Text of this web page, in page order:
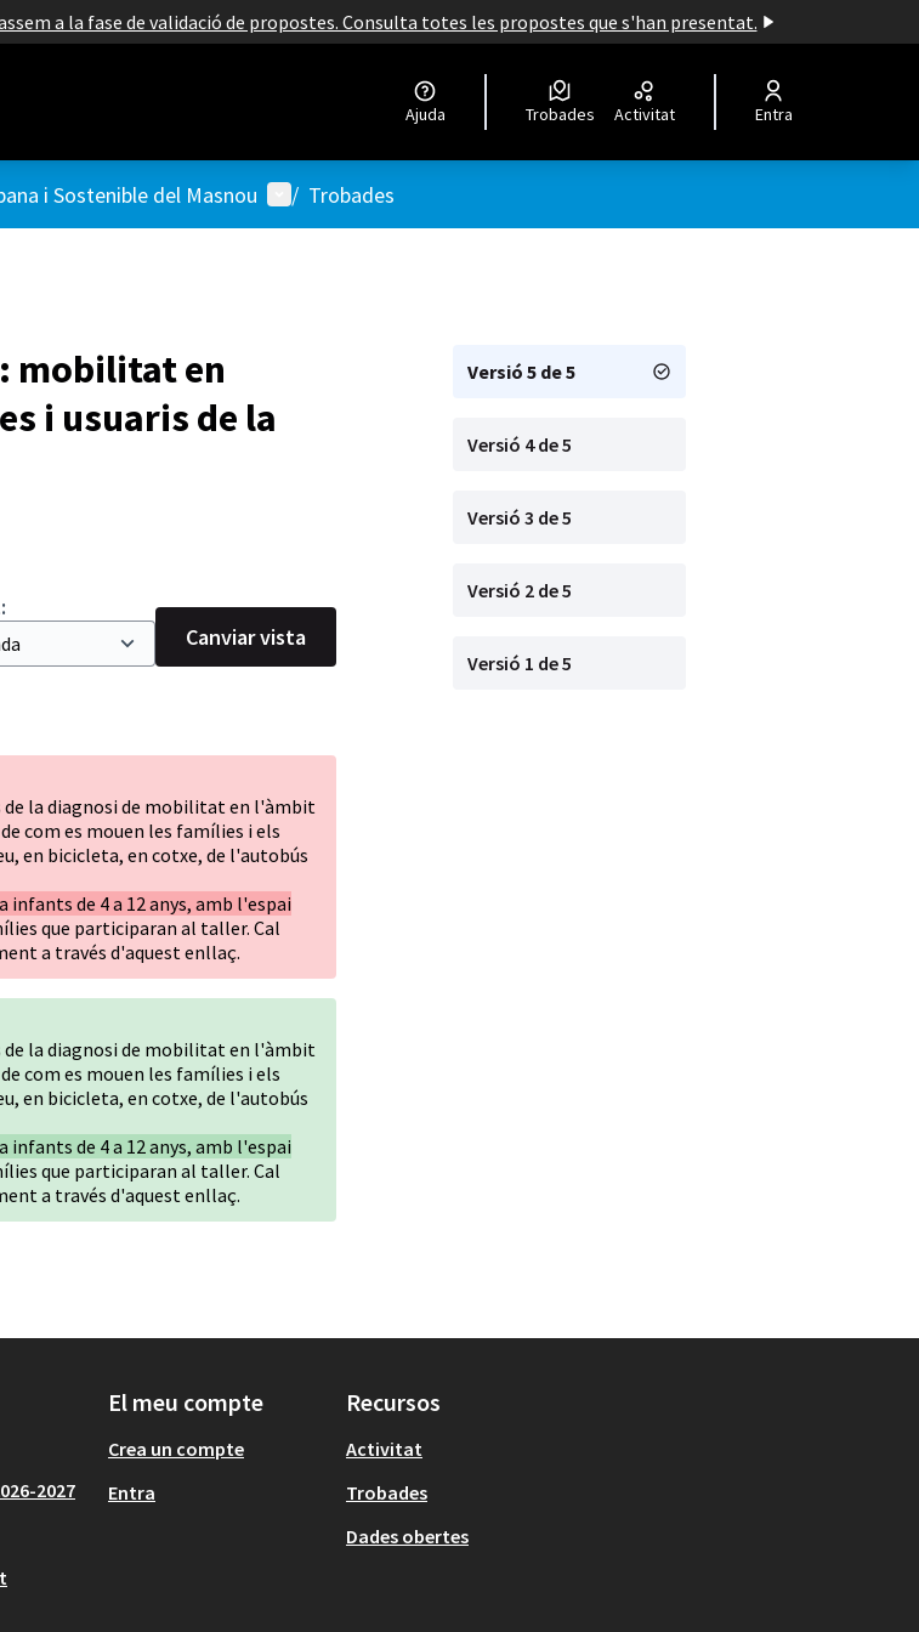
a la fase de validació de propostes. Consulta totes les propostes que s'han presentat.
Ajuda Trobades Activitat Entra
i Sostenible del Masnou Menú d'usuari
/ Trobades
mobilitat en
i usuaris de la
Canviar vista
la diagnosi de mobilitat en l'àmbit
com es mouen les famílies i els
en bicicleta, en cotxe, de l'autobús
de 4 a 12 anys, amb l'espai
que participaran al taller. Cal
a través d'aquestenllaç.
la diagnosi de mobilitat en l'àmbit
com es mouen les famílies i els
en bicicleta, en cotxe, de l'autobús
de 4 a 12 anys, amb l'espai
que participaran al taller. Cal
a través d'aquestenllaç.
Versió 5 de 5
Versió 4 de 5
Versió 3 de 5
Versió 2 de 5
Versió 1 de 5
2027
El meu compte
Crea un compte
Entra
Recursos
Activitat
Trobades
Dades obertes